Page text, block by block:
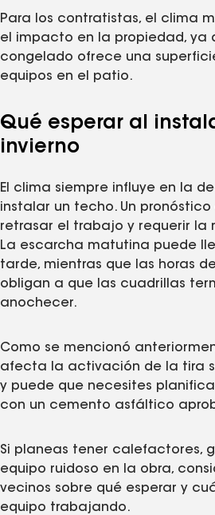
Para los contratistas, el clima
el impacto en la propiedad, ya
congelado ofrece una
equipos en el patio.
Qué esperar al
invierno
El clima siempre influye en la
instalar un techo. Un
retrasar el trabajo y requerir la
La escarcha matutina puede
tarde, mientras que las horas
obligan a que las cuadrillas
anochecer.
Como se mencionó
afecta la activación de la tira
y puede que necesites
con un cemento asfáltico
Si planeas tener calefactores,
equipo ruidoso en la obra,
vecinos sobre qué esperar y
equipo trabajando.